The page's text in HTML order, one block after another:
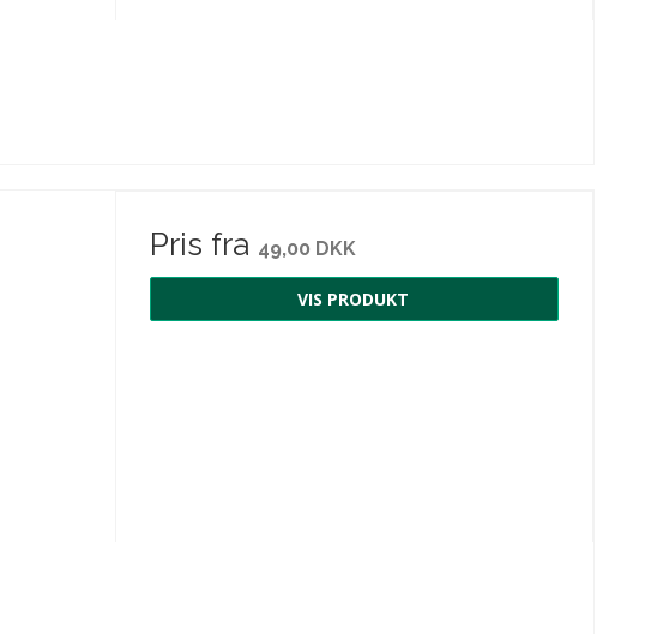
Pris fra 49,00 DKK
VIS PRODUKT